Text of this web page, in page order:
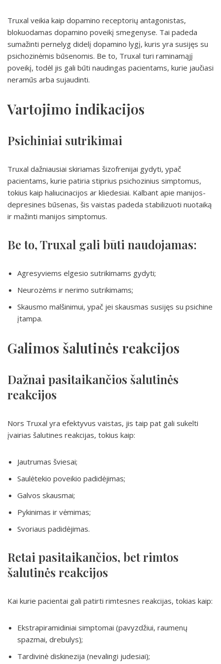
Truxal veikia kaip dopamino receptorių antagonistas,
blokuodamas dopamino poveikį smegenyse. Tai padeda
sumažinti pernelyg didelį dopamino lygį, kuris yra susijęs su
psichozinėmis būsenomis. Be to, Truxal turi raminamąjį
poveikį, todėl jis gali būti naudingas pacientams, kurie jaučiasi
neramūs arba sujaudinti.
Vartojimo indikacijos
Psichiniai sutrikimai
Truxal dažniausiai skiriamas šizofrenijai gydyti, ypač
pacientams, kurie patiria stiprius psichozinius simptomus,
tokius kaip haliucinacijos ar kliedesiai. Kalbant apie manijos-
depresines būsenas, šis vaistas padeda stabilizuoti nuotaiką
ir mažinti manijos simptomus.
Be to, Truxal gali būti naudojamas:
Agresyviems elgesio sutrikimams gydyti;
Neurozėms ir nerimo sutrikimams;
Skausmo malšinimui, ypač jei skausmas susijęs su psichine
įtampa.
Galimos šalutinės reakcijos
Dažnai pasitaikančios šalutinės
reakcijos
Nors Truxal yra efektyvus vaistas, jis taip pat gali sukelti
įvairias šalutines reakcijas, tokius kaip:
Jautrumas šviesai;
Saulėtekio poveikio padidėjimas;
Galvos skausmai;
Pykinimas ir vėmimas;
Svoriaus padidėjimas.
Retai pasitaikančios, bet rimtos
šalutinės reakcijos
Kai kurie pacientai gali patirti rimtesnes reakcijas, tokias kaip:
Ekstrapiramidiniai simptomai (pavyzdžiui, raumenų
spazmai, drebulys);
Tardivinė diskinezija (nevalingi judesiai);